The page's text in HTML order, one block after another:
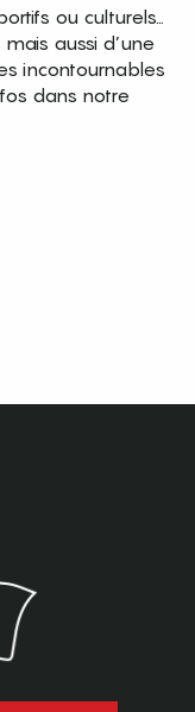
ou culturels…
aussi d’une
incontournables
dans notre